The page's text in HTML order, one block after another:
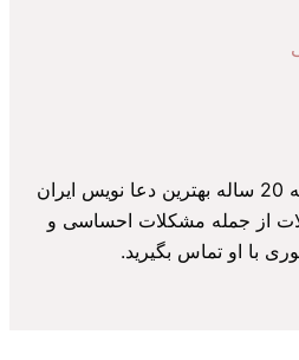
استاد ابوادریس با سابقه کاریه 20 ساله بهترین دعا نویس ایران
از جمله مشکلات احساسی و
با او تماس بگیرید.